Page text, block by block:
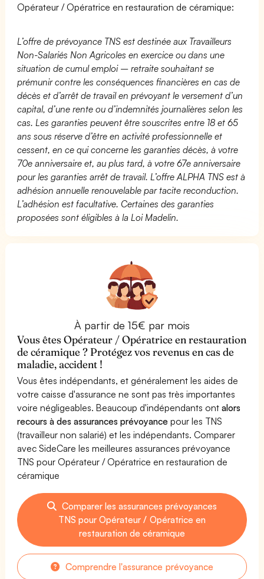
Opérateur / Opératrice en restauration de céramique:
L’offre de prévoyance TNS est destinée aux Travailleurs
Non-Salariés Non Agricoles en exercice ou dans une
situation de cumul emploi – retraite souhaitant se
prémunir contre les conséquences financières en cas de
décès et d’arrêt de travail en prévoyant le versement d’un
capital, d’une rente ou d’indemnités journalières selon les
cas. Les garanties peuvent être souscrites entre 18 et 65
ans sous réserve d’être en activité professionnelle et
cessent, en ce qui concerne les garanties décès, à votre
70e anniversaire et, au plus tard, à votre 67e anniversaire
pour les garanties arrêt de travail. L’offre ALPHA TNS est à
adhésion annuelle renouvelable par tacite reconduction.
L’adhésion est facultative. Certaines des garanties
proposées sont éligibles à la Loi Madelin.
À partir de 15€ par mois
Vous êtes Opérateur / Opératrice en restauration
de céramique ? Protégez vos revenus en cas de
maladie, accident !
Vous êtes indépendants, et généralement les aides de
votre caisse d'assurance ne sont pas très importantes
voire négligeables. Beaucoup d'indépendants ontalors
recours à des assurances prévoyance pour les TNS
(travailleur non salarié) et les indépendants. Comparer
avec SideCare les meilleures assurances prévoyance
TNS pour Opérateur / Opératrice en restauration de
céramique
Comparer les assurances prévoyances
TNS pour Opérateur / Opératrice en
restauration de céramique
Comprendre l'assurance prévoyance